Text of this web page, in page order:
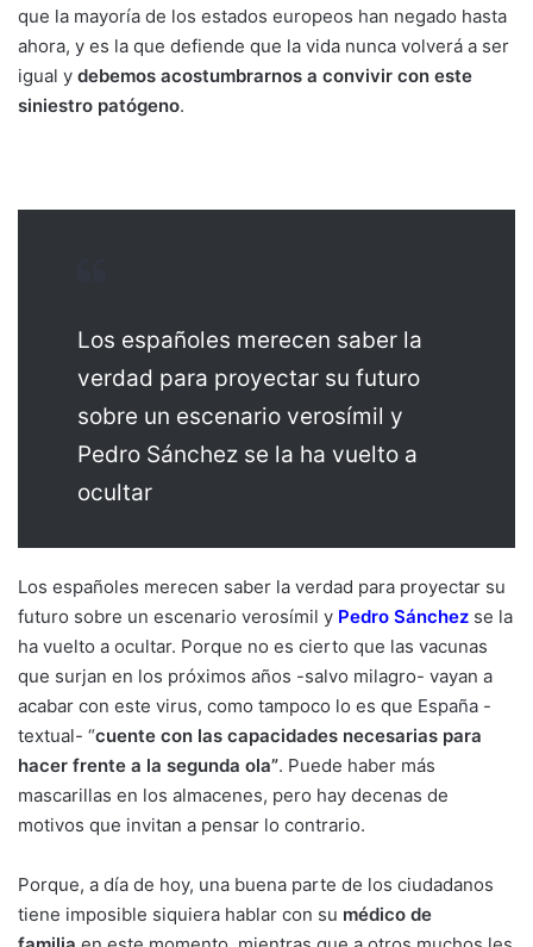
que la mayoría de los estados europeos han negado hasta
ahora, y es la que defiende que la vida nunca volverá a ser
igual y debemos acostumbrarnos a convivir con este
siniestro patógeno.
Los españoles merecen saber la
verdad para proyectar su futuro
sobre un escenario verosímil y
Pedro Sánchez se la ha vuelto a
ocultar
Los españoles merecen saber la verdad para proyectar su
futuro sobre un escenario verosímil y Pedro Sánchez se la
ha vuelto a ocultar. Porque no es cierto que las vacunas
que surjan en los próximos años -salvo milagro- vayan a
acabar con este virus, como tampoco lo es que España -
textual- “cuente con las capacidades necesarias para
hacer frente a la segunda ola”. Puede haber más
mascarillas en los almacenes, pero hay decenas de
motivos que invitan a pensar lo contrario.
Porque, a día de hoy, una buena parte de los ciudadanos
tiene imposible siquiera hablar con su médico de